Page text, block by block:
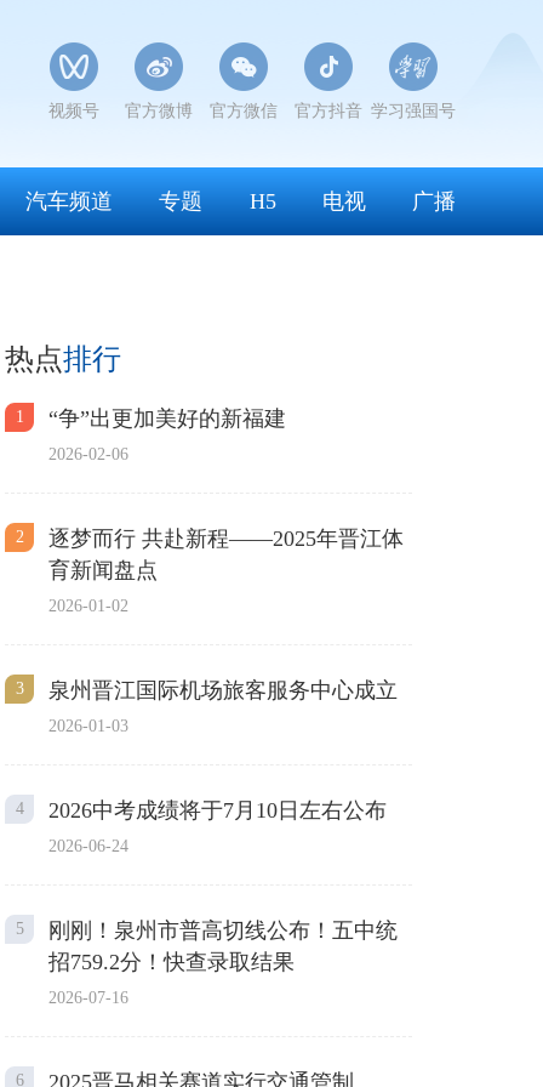
视频号 官方微博 官方微信 官方抖音 学习强国号
汽车频道 专题 H5 电视 广播
热点排行
1 “争”出更加美好的新福建
2026-02-06
2
逐梦而行 共赴新程——2025年晋江体
育新闻盘点
2026-01-02
3 泉州晋江国际机场旅客服务中心成立
2026-01-03
4 2026中考成绩将于7月10日左右公布
2026-06-24
5
刚刚！泉州市普高切线公布！五中统
招759.2分！快查录取结果
2026-07-16
6 2025晋马相关赛道实行交通管制